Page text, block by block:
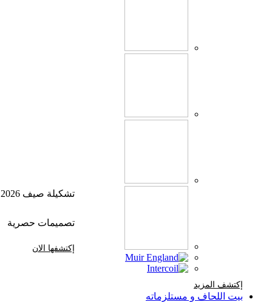
إكتشف المزيد
تشكيلة صيف 2026
تصميمات حصرية
إكتشفها الان
بيت اللحاف و مستلزماته